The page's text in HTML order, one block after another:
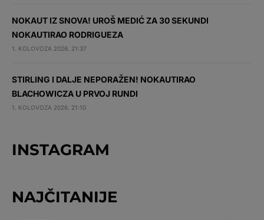
NOKAUT IZ SNOVA! UROŠ MEDIĆ ZA 30 SEKUNDI
NOKAUTIRAO RODRIGUEZA
1. KOLOVOZA 2026. 21:37
STIRLING I DALJE NEPORAŽEN! NOKAUTIRAO
BLACHOWICZA U PRVOJ RUNDI
1. KOLOVOZA 2026. 21:10
INSTAGRAM
NAJČITANIJE